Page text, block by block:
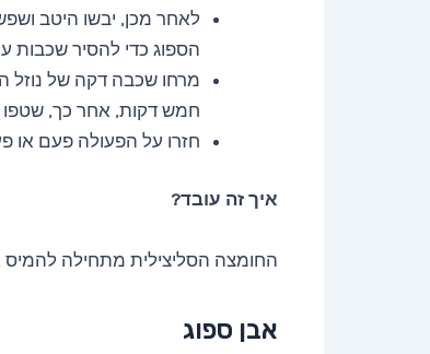
לאחר מכן, יבשו היטב
הספוג כדי להסיר שכבות
מרחו שכבה דקה של נוזל
חמש דקות, אחר כך, שטפו
חזרו על הפעולה פעם או
איך זה עובד?
החומצה הסליצילית מתחילה להמיס
אבן ספוג